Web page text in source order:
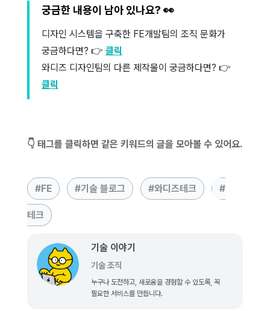
궁금한 내용이 남아 있나요? 👀
디자인 시스템을 구축한 FE개발팀의 조직 문화가
궁금하다면? 👉 클릭
와디즈 디자인팀의 다른 제작물이 궁금하다면? 👉
클릭
👇 태그를 클릭하면 같은 키워드의 글을 모아볼 수 있어요.
FE 기술 블로그 와디즈테크
테크
기술 이야기
기술 조직
누구나 도전하고, 새로움을 경험할 수 있도록, 꼭
필요한 서비스를 만듭니다.